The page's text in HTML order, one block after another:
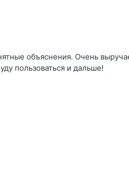
объяснения. Очень
пользоваться и дальше!